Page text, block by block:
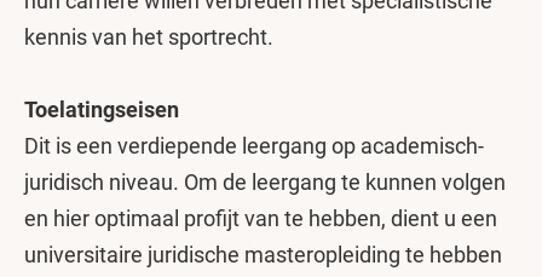
kennis van het sportrecht.
Toelatingseisen
Dit is een verdiepende leergang op academisch-
juridisch niveau. Om de leergang te kunnen volgen
en hier optimaal profijt van te hebben, dient u een
universitaire juridische masteropleiding te hebben